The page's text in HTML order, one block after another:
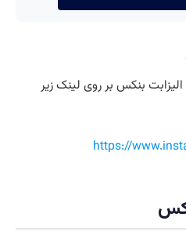
بنکس بر روی لینک زیر
https://